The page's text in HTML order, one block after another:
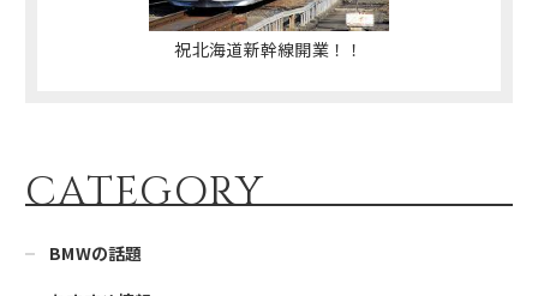
祝北海道新幹線開業！！
CATEGORY
BMWの話題